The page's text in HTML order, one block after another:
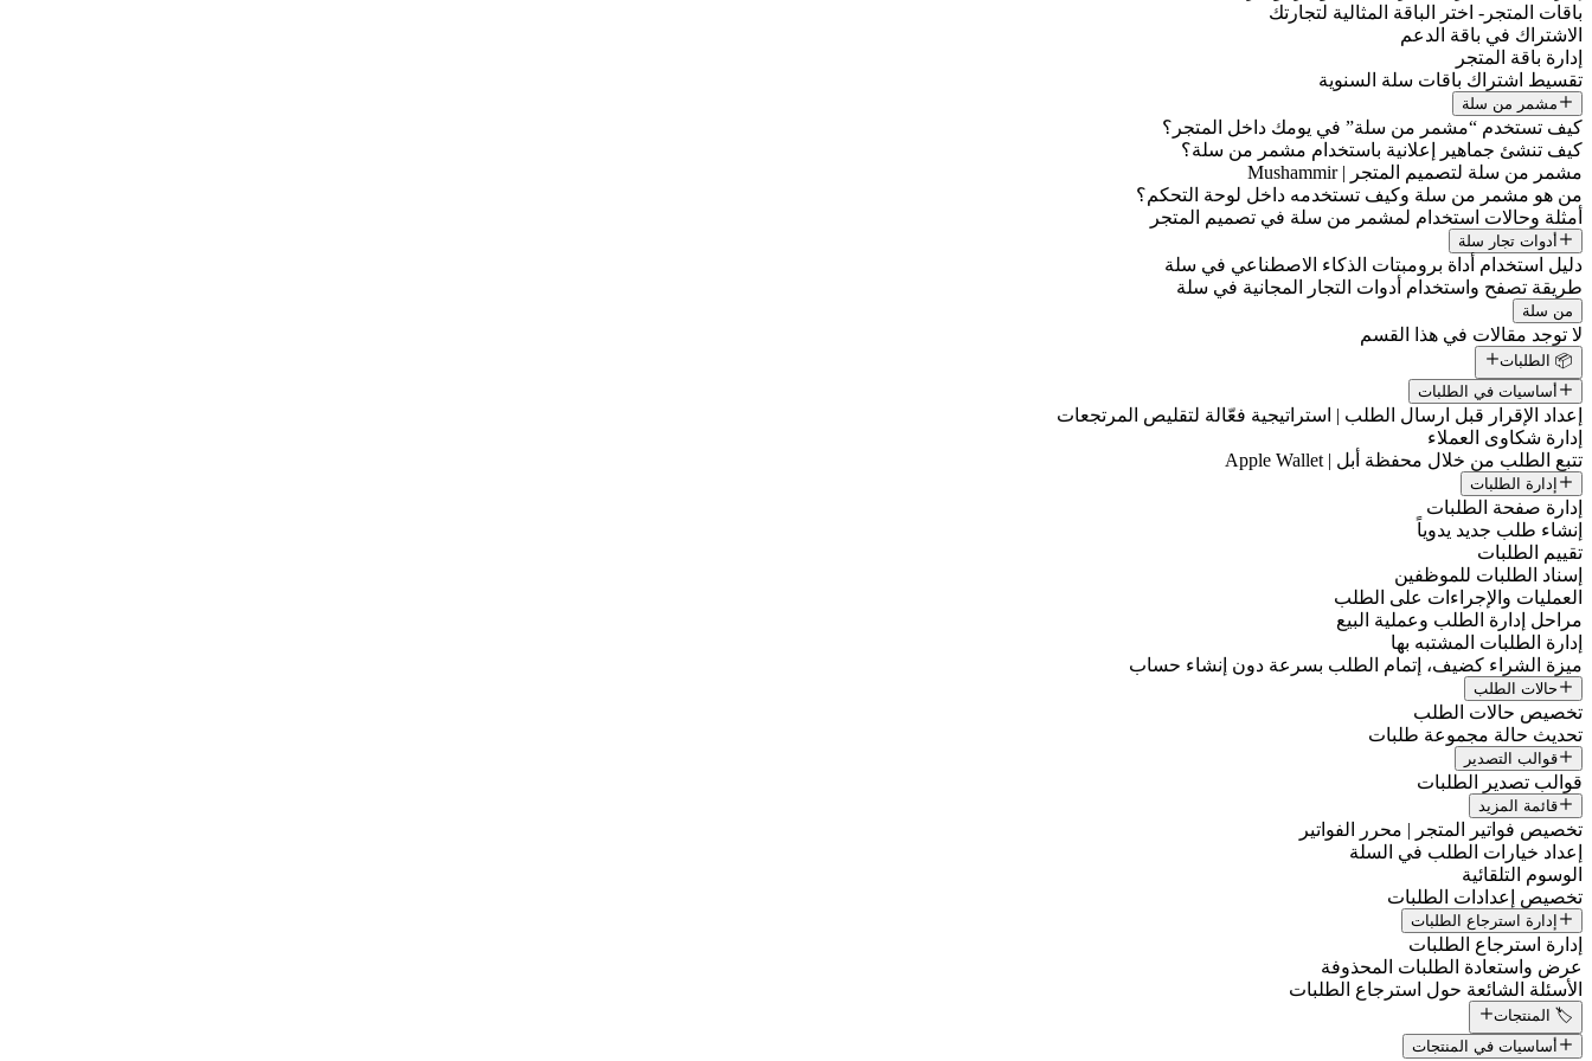
باقات المتجر- اختر الباقة المثالية لتجارتك
الاشتراك في باقة الدعم
إدارة باقة المتجر
تقسيط اشتراك باقات سلة السنوية
مشمر من سلة
كيف تستخدم “مشمر من سلة” في يومك داخل المتجر؟
كيف تنشئ جماهير إعلانية باستخدام مشمر من سلة؟
مشمر من سلة لتصميم المتجر | Mushammir
من هو مشمر من سلة وكيف تستخدمه داخل لوحة التحكم؟
أمثلة وحالات استخدام لمشمر من سلة في تصميم المتجر
أدوات تجار سلة
دليل استخدام أداة برومبتات الذكاء الاصطناعي في سلة
طريقة تصفح واستخدام أدوات التجار المجانية في سلة
من سلة
لا توجد مقالات في هذا القسم
📦 الطلبات
أساسيات في الطلبات
إعداد الإقرار قبل ارسال الطلب | استراتيجية فعّالة لتقليص المرتجعات
إدارة شكاوى العملاء
تتبع الطلب من خلال محفظة أبل | Apple Wallet
إدارة الطلبات
إدارة صفحة الطلبات
إنشاء طلب جديد يدوياً
تقييم الطلبات
إسناد الطلبات للموظفين
العمليات والإجراءات على الطلب
مراحل إدارة الطلب وعملية البيع
إدارة الطلبات المشتبه بها
ميزة الشراء كضيف، إتمام الطلب بسرعة دون إنشاء حساب
حالات الطلب
تخصيص حالات الطلب
تحديث حالة مجموعة طلبات
قوالب التصدير
قوالب تصدير الطلبات
قائمة المزيد
تخصيص فواتير المتجر | محرر الفواتير
إعداد خيارات الطلب في السلة
الوسوم التلقائية
تخصيص إعدادات الطلبات
إدارة استرجاع الطلبات
إدارة استرجاع الطلبات
عرض واستعادة الطلبات المحذوفة
الأسئلة الشائعة حول استرجاع الطلبات
🏷️ المنتجات
أساسيات في المنتجات